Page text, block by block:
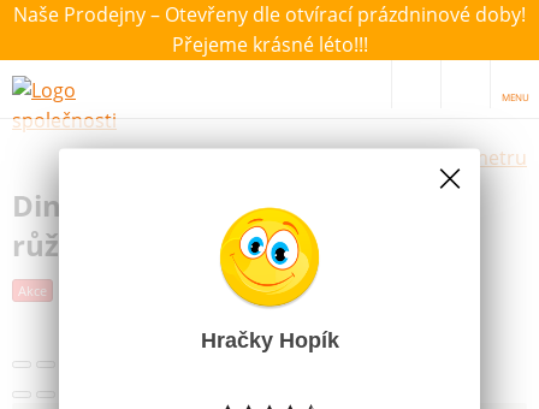
Naše Prodejny – Otevřeny dle otvírací prázdninové doby!
Přejeme krásné léto!!!
MENU
Výběr hraček dle zvoleného parametru
Dino Auto Tatra 148 plast 73cm
růžová
Akce Další obrázky
Hračky Hopík